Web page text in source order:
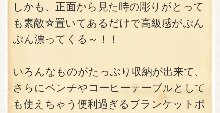
しかも、正面から見た時の彫りがとって
も素敵☆置いてあるだけで高級感がぷん
ぷん漂ってくる～！！
いろんなものがたっぷり収納が出来て、
さらにベンチやコーヒーテーブルとして
も使えちゃう便利過ぎるブランケットボ